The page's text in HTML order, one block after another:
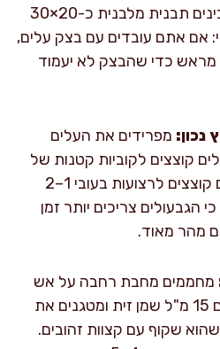
ס"מ בנייר אפייה, או מכינים תבנית מלבנית כ-20×30
אם אתם עובדים עם בצק עלים,
מראש כדי שהבצק לא יעמוד
נכון: מפרידים את העלים
קוצצים לקוביות קטנות של
כ-0.5 ס"מ, ואת העלים קוצצים לרצועות בעובי 1–2
הגבעולים צריכים יותר זמן
מהר מאוד.
מחממים מחבת רחבה על אש
בינונית-גבוהה, מוסיפים 15 מ"ל שמן זית ומטגנים את
עד שהוא שקוף עם קצוות זהובים.